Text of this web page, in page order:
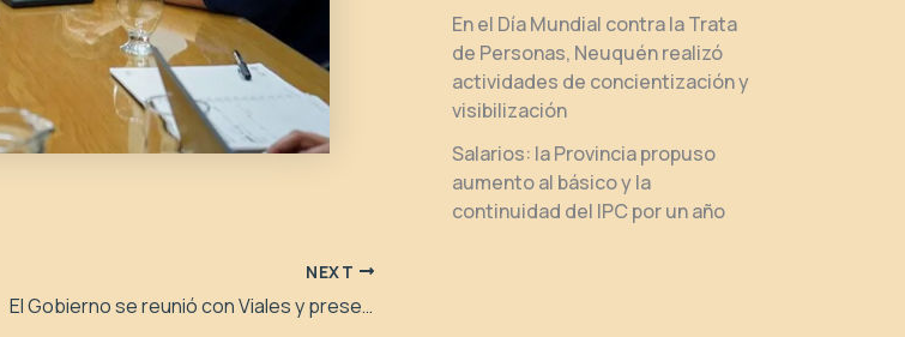
NEXT
El Gobierno se reunió con Viales y presentó una nueva oferta salarial
En el Día Mundial contra la Trata
de Personas, Neuquén realizó
actividades de concientización y
visibilización
Salarios: la Provincia propuso
aumento al básico y la
continuidad del IPC por un año